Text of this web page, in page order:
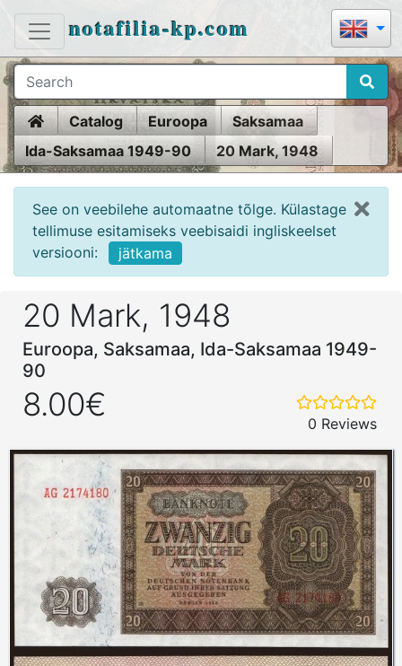
notafilia-kp.com
HomeCatalog Euroopa
Saksamaa
Ida-Saksamaa 1949-90
20 Mark, 1948
See on veebilehe automaatne tõlge. Külastage
tellimuse esitamiseks veebisaidi ingliskeelset
versiooni:
jätkama
20 Mark, 1948
Euroopa, Saksamaa, Ida-Saksamaa 1949-
90
8.00€
0 Reviews